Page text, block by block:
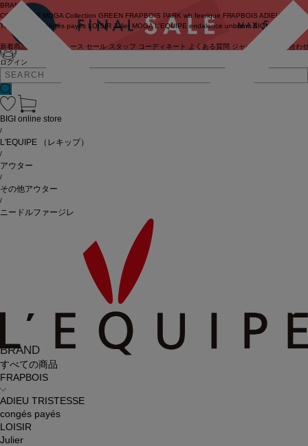
ログイン
BRAND
COUTURIER MOGA Collection GREEN FRAPBOIS PARK wb feerique FRAPBOIS ADIEU
TRISTESSE
congés payés LOISIR Julier MOGA L'EQUIPE endalence unbilanc BIGI online store
新着商品 ニュース セール スタッフ コーディネート よくある質問 ジャーナル お問い合わ
BRAND
すべての商品
FRAPBOIS
ADIEU TRISTESSE
congés payés
LOISIR
Julier
BIGI online store
/
L'EQUIPE （レキップ）
/
アウター
/
その他アウター
/
ニードルファージレ